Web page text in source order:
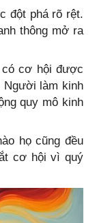
đột phá rõ rệt.
thông mở ra
cơ hội được
Người làm kinh
quy mô kinh
họ cũng đều
cơ hội vì quý